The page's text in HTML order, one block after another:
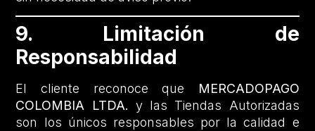
9. Limitación de
Responsabilidad
El cliente reconoce que
MERCADOPAGO
COLOMBIA LTDA. y las Tiendas Autorizadas
son los únicos responsables por la calidad e